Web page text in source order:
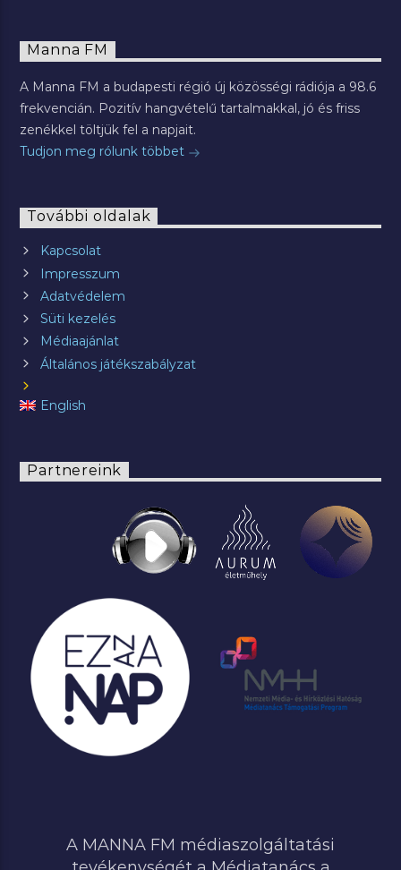
Manna FM
A Manna FM a budapesti régió új közösségi rádiója a 98.6
frekvencián. Pozitív hangvételű tartalmakkal, jó és friss
zenékkel töltjük fel a napjait.
Tudjon meg rólunk többet
További oldalak
Kapcsolat
Impresszum
Adatvédelem
Süti kezelés
Médiaajánlat
Általános játékszabályzat
English
Partnereink
A MANNA FM médiaszolgáltatási